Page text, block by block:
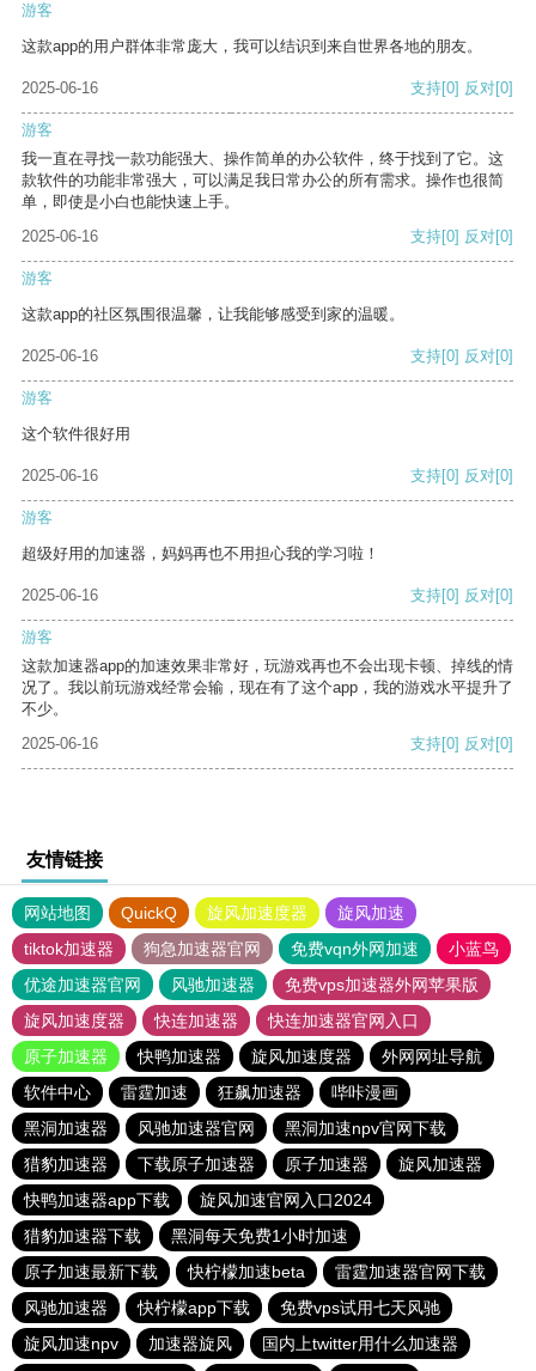
游客
这款app的用户群体非常庞大，我可以结识到来自世界各地的朋友。
2025-06-16 支持[0] 反对[0]
游客
我一直在寻找一款功能强大、操作简单的办公软件，终于找到了它。这
款软件的功能非常强大，可以满足我日常办公的所有需求。操作也很简
单，即使是小白也能快速上手。
2025-06-16
支持[0] 反对[0]
游客
这款app的社区氛围很温馨，让我能够感受到家的温暖。
2025-06-16 支持[0] 反对[0]
游客
这个软件很好用
2025-06-16 支持[0] 反对[0]
游客
超级好用的加速器，妈妈再也不用担心我的学习啦！
2025-06-16 支持[0] 反对[0]
游客
这款加速器app的加速效果非常好，玩游戏再也不会出现卡顿、掉线的情
况了。我以前玩游戏经常会输，现在有了这个app，我的游戏水平提升了
不少。
2025-06-16
支持[0] 反对[0]
友情链接
网站地图 QuickQ 旋风加速度器
旋风加速
tiktok加速器
狗急加速器官网 免费vqn外网加速
小蓝鸟
优途加速器官网
风驰加速器
免费vps加速器外网苹果版
旋风加速度器
快连加速器
快连加速器官网入口
原子加速器
快鸭加速器 旋风加速度器
外网网址导航
软件中心
雷霆加速 狂飙加速器
哔咔漫画
黑洞加速器
风驰加速器官网
黑洞加速npv官网下载
猎豹加速器
下载原子加速器 原子加速器
旋风加速器
快鸭加速器app下载
旋风加速官网入口2024
猎豹加速器下载
黑洞每天免费1小时加速
原子加速最新下载
快柠檬加速beta
雷霆加速器官网下载
风驰加速器
快柠檬app下载
免费vps试用七天风驰
旋风加速npv
加速器旋风
国内上twitter用什么加速器